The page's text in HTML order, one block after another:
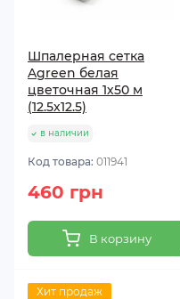
Шпалерная сетка
Agreen белая
цветочная 1х50 м
(12.5х12.5)
в наличии
Код товара: 011941
460 грн
В корзину
Хит продаж